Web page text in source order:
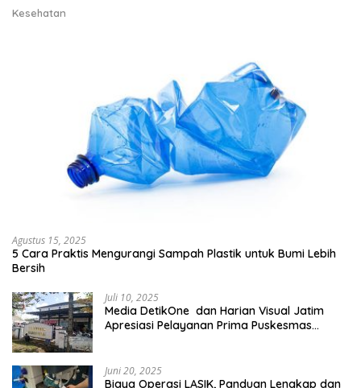
Kesehatan
Agustus 15, 2025
5 Cara Praktis Mengurangi Sampah Plastik untuk Bumi Lebih
Bersih
Juli 10, 2025
Media DetikOne dan Harian Visual Jatim
Apresiasi Pelayanan Prima Puskesmas
Juni 20, 2025
Biaya Operasi LASIK, Panduan Lengkap dan